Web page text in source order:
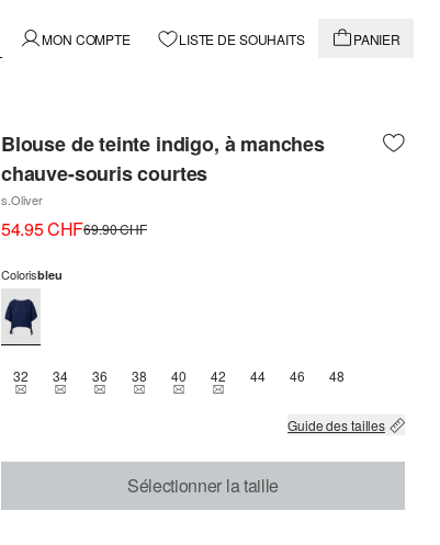
MON COMPTE LISTE DE SOUHAITS PANIER
Blouse de teinte indigo, à manches
chauve-souris courtes
s.Oliver
54.95 CHF69.90 CHF
Colorisbleu
32THIS SIZE IS CURRENTLY OUT OF STOCK
34THIS SIZE IS CURRENTLY OUT OF STOCK
36THIS SIZE IS CURRENTLY OUT OF STOCK
38THIS SIZE IS CURRENTLY OUT OF STOCK
40THIS SIZE IS CURRENTLY OUT OF STOCK
42THIS SIZE IS CURRENTLY OUT OF
44 46 48
Guide des tailles
Sélectionner la taille